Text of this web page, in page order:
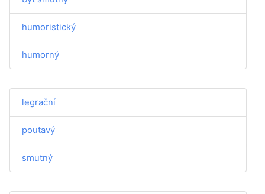
humoristický
humorný
legrační
poutavý
smutný